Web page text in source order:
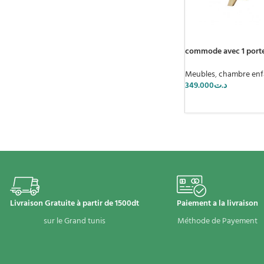
commode avec 1
Meubles,chambre
د.ت349.000
Livraison Gratuite à partir de 1500dt
sur le Grand tunis
Paiement a la livraison
Méthode de Payement